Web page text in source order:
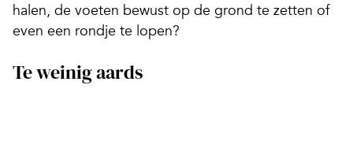
halen, de voeten bewust op de grond te zetten of
even een rondje te lopen?
Te weinig aards